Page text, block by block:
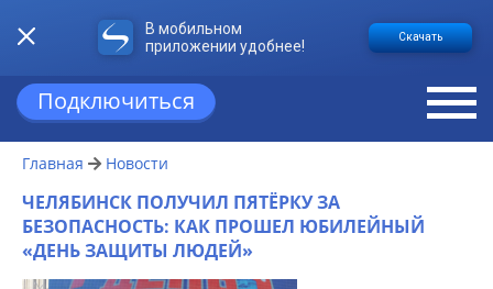
В мобильном
приложении удобнее!
Скачать
Подключиться
Главная Новости
ЧЕЛЯБИНСК ПОЛУЧИЛ ПЯТЁРКУ ЗА
БЕЗОПАСНОСТЬ: КАК ПРОШЕЛ ЮБИЛЕЙНЫЙ
«ДЕНЬ ЗАЩИТЫ ЛЮДЕЙ»